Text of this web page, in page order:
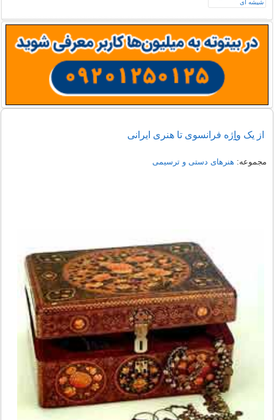
از یک واِِِِژه فرانسوی تا هنری ایرانی
مجموعه: هنرهای دستی و ترسیمی